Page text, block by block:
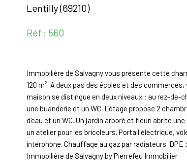
Lentilly (69210)
Réf : 560
Immobilière de Salvagny vous présente cette
120 m². A deux pas des écoles et des
maison se distingue en deux niveaux : au rez-de-
une buanderie et un WC. L'étage propose 2
d'eau et un WC. Un jardin arboré et fleuri abrite
un atelier pour les bricoleurs. Portail électrique,
interphone. Chauffage au gaz par radiateurs.
Immobilière de Salvagny by Pierrefeu Immobilier